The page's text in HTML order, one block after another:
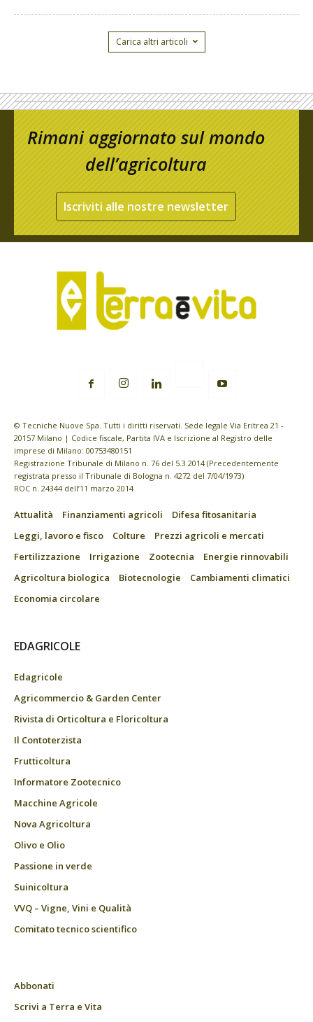
Carica altri articoli
Rimani aggiornato sul mondo
dell’agricoltura
Iscriviti alle nostre newsletter
© Tecniche Nuove Spa. Tutti i diritti riservati. Sede legale Via Eritrea 21 -
20157 Milano | Codice fiscale, Partita IVA e Iscrizione al Registro delle
imprese di Milano: 00753480151
Registrazione Tribunale di Milano n. 76 del 5.3.2014 (Precedentemente
registrata presso il Tribunale di Bologna n. 4272 del 7/04/1973)
ROC n. 24344 dell’11 marzo 2014
Attualità Finanziamenti agricoli
Difesa fitosanitaria
Leggi, lavoro e fisco
Colture
Prezzi agricoli e mercati
Fertilizzazione
Irrigazione Zootecnia
Energie rinnovabili
Agricoltura biologica
Biotecnologie
Cambiamenti climatici
Economia circolare
EDAGRICOLE
Edagricole
Agricommercio & Garden Center
Rivista di Orticoltura e Floricoltura
Il Contoterzista
Frutticoltura
Informatore Zootecnico
Macchine Agricole
Nova Agricoltura
Olivo e Olio
Passione in verde
Suinicoltura
VVQ – Vigne, Vini e Qualità
Comitato tecnico scientifico
Abbonati
Scrivi a Terra e Vita